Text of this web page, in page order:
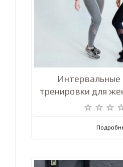
тренировки для